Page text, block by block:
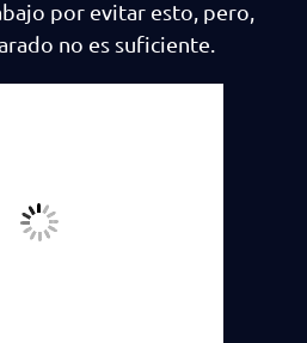
por evitar esto, pero,
no es suficiente.